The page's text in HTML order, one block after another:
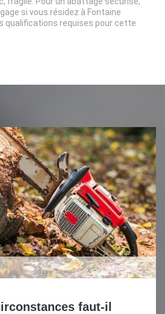
si vous résidez à Fontaine
qualifications requises pour cette
faut-il